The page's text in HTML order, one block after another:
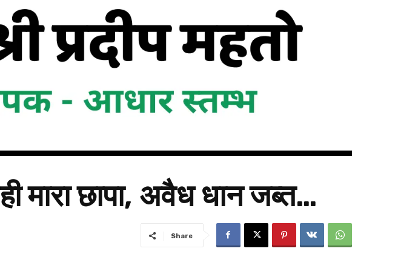
मारा छापा, अवैध धान जब्त…
Share